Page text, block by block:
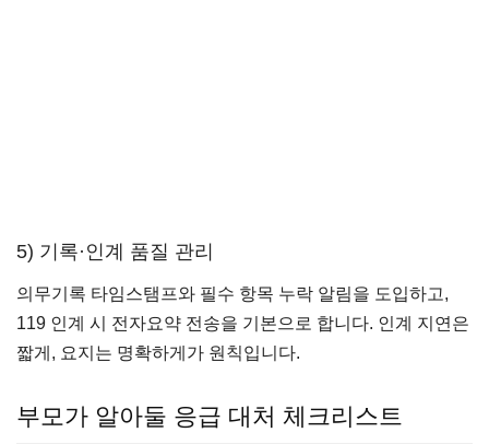
5) 기록·인계 품질 관리
의무기록 타임스탬프와 필수 항목 누락 알림을 도입하고,
119 인계 시 전자요약 전송을 기본으로 합니다. 인계 지연은
짧게, 요지는 명확하게가 원칙입니다.
부모가 알아둘 응급 대처 체크리스트